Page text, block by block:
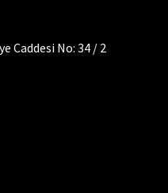
Caddesi No: 34 / 2